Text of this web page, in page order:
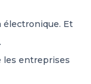
électronique. Et
les entreprises